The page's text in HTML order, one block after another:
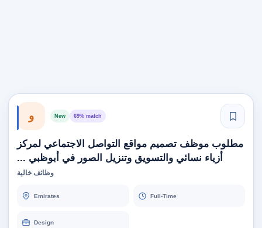
و New 69% match
مطلوب موظف تصميم مواقع التواصل الاجتماعي لمركز
أزياء نسائي والتسويق وتنزيل الصور في أبوظبي ...
وظائف خالية
Emirates Full-Time
Design